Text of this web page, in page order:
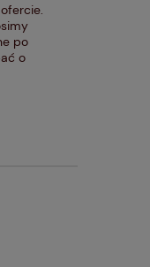
po
o